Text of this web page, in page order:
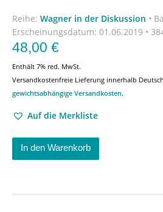
Reihe: Wagner in der Diskussion •
Erscheinungsdatum: 01.06.2019 •
48,00 €
Enthält 7% red. MwSt.
Versandkostenfreie Lieferung innerhalb
gewichtsabhängige Versandkosten.
Auf die Merkliste
In den Warenkorb